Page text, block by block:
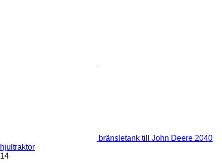
bränsletank till John Deere 2040
hjultraktor
14